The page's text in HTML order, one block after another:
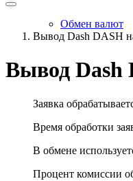
Обмен валют
Вывод Dash DASH
Вывод Dash
Заявка
Время обработки
В обмене
Процент комиссии